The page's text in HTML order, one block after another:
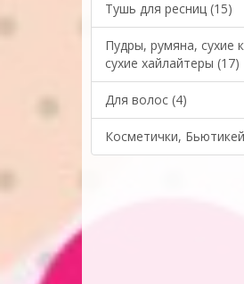
Тушь для ресниц (15)
Пудры, румяна, сухие
сухие хайлайтеры (17)
Для волос (4)
Косметички,